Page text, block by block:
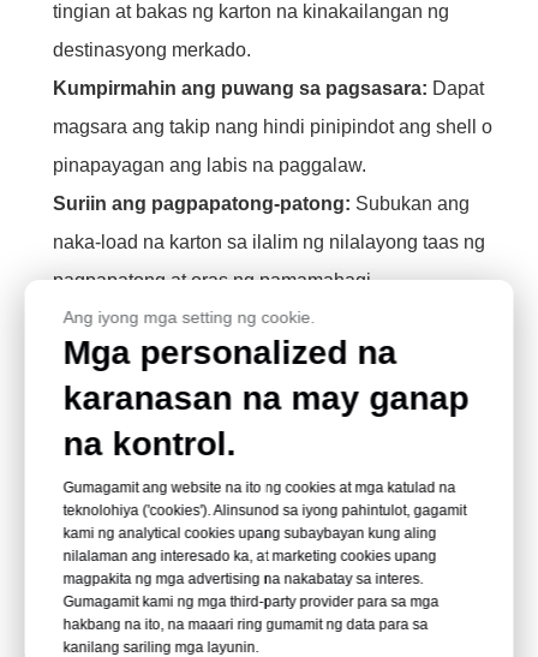
tingian at bakas ng karton na kinakailangan ng
destinasyong merkado.
Kumpirmahin ang puwang sa pagsasara: Dapat
magsara ang takip nang hindi pinipindot ang shell o
pinapayagan ang labis na paggalaw.
Suriin ang pagpapatong-patong: Subukan ang
naka-load na karton sa ilalim ng nilalayong taas ng
pagpapatong at oras ng pamamahagi.
Magsagawa ng mga pagsubok sa transportasyon:
Gamitin ang totoong panlabas na karton, disenyo ng
pallet, kondisyon ng kalsada at cold-chain cycle.
Aprubahan ang mga sample ng produksyon:
pagsasara at detalye ng pag-iimpake.
Laki ng Itlog at Heometriya ng
Selula
Ang iyong mga setting ng cookie.
Mga personalized na
karanasan na may ganap
na kontrol.
Gumagamit ang website na ito ng cookies at mga katulad na
teknolohiya ('cookies'). Alinsunod sa iyong pahintulot, gagamit
kami ng analytical cookies upang subaybayan kung aling
nilalaman ang interesado ka, at marketing cookies upang
magpakita ng mga advertising na nakabatay sa interes.
Gumagamit kami ng mga third-party provider para sa mga
hakbang na ito, na maaari ring gumamit ng data para sa
kanilang sariling mga layunin.